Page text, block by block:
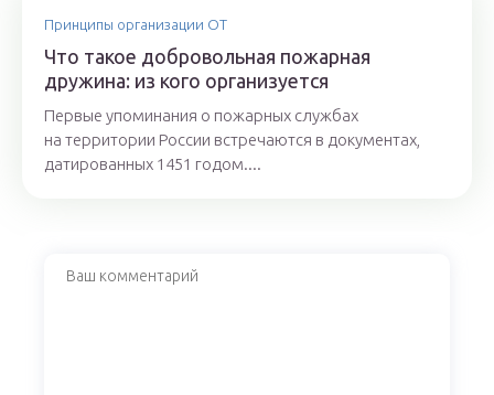
Принципы организации ОТ
Что такое добровольная пожарная
дружина: из кого организуется
Первые упоминания о пожарных службах
на территории России встречаются в документах,
датированных 1451 годом....